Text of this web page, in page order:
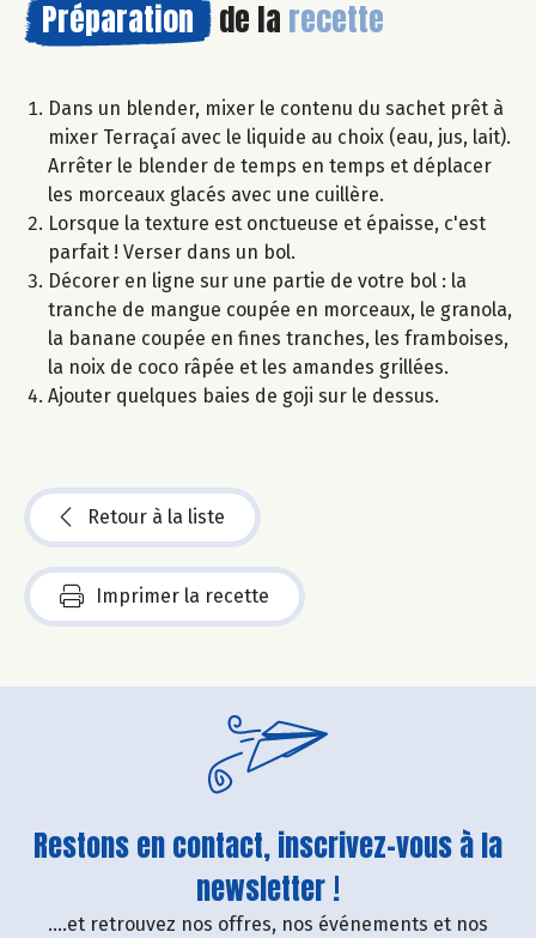
Préparation de la recette
Dans un blender, mixer le contenu du sachet prêt à
mixer Terraçaí avec le liquide au choix (eau, jus, lait).
Arrêter le blender de temps en temps et déplacer
les morceaux glacés avec une cuillère.
Lorsque la texture est onctueuse et épaisse, c'est
parfait ! Verser dans un bol.
Décorer en ligne sur une partie de votre bol : la
tranche de mangue coupée en morceaux, le granola,
la banane coupée en fines tranches, les framboises,
la noix de coco râpée et les amandes grillées.
Ajouter quelques baies de goji sur le dessus.
Retour à la liste
Imprimer la recette
Restons en contact, inscrivez-vous à la
newsletter !
....et retrouvez nos offres, nos événements et nos